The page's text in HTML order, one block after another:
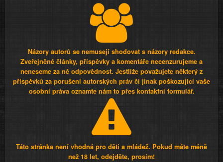
Názory autorů se nemusejí shodovat s názory redakce.
Zveřejněné články, příspěvky a komentáře necenzurujeme a
neneseme za ně odpovědnost. Jestliže považujete některý z
příspěvků za porušení autorských práv či jinak poškozující vaše
osobní práva oznamte nám to přes kontaktní formulář.
Táto stránka není vhodná pro děti a mládež. Pokud máte méně
než 18 let, odejděte, prosím!